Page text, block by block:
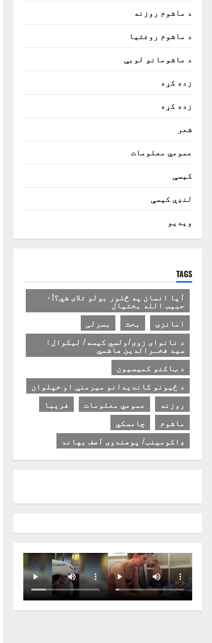
د ماشوم روزنه
د ماشوم روغتیا
د ماشومانو لوبې
زده کړه
زده کړه
شعر
عمومي معلومات
کیسې
لنډې کیسې
ویدیو
TAGS
آیا انسان په څلور بولو تلای شي؟! -
حبیب الله بختیال
امانزۍ
بحث
بسرلی
د نانوای زوی/ولسي کیسه/ لیکوال :
سید فخـرالدین هاشمي
د ټاکنو کمیسیون
د ځیونو کاندیدانو میرمنې او خپلوان
روزنه
عمومي معلومات
فریبا
ماشوم
چامسکي
ډاکومینټ/ پوهندوی آصف بهاند